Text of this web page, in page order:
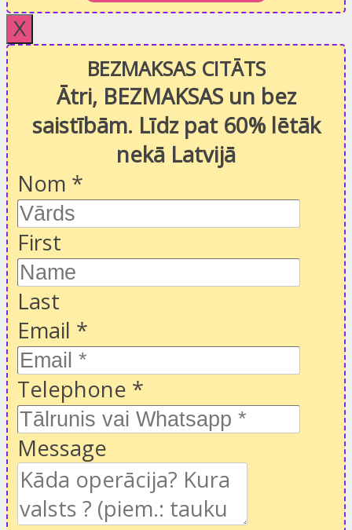
X
BEZMAKSAS CITĀTS
Ātri, BEZMAKSAS un bez
saistībām. Līdz pat 60% lētāk
nekā Latvijā
Nom *
First
Last
Email *
Telephone *
Message